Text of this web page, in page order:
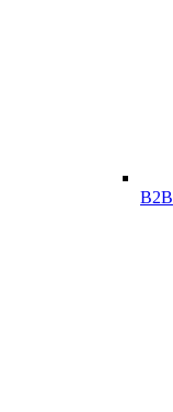
B2B